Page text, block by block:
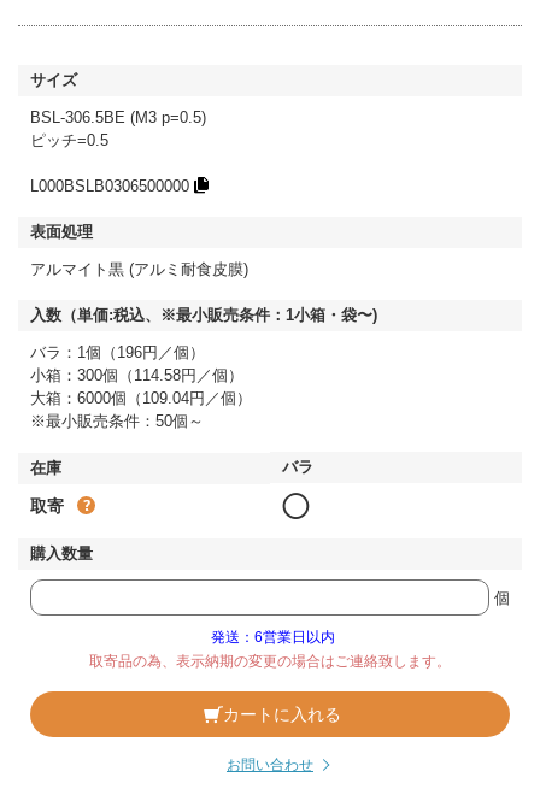
BSL-306.5BE (M3 p=0.5)
ピッチ=0.5
L000BSLB0306500000
アルマイト黒 (アルミ耐食皮膜)
バラ：1個（196円／個）
小箱：300個（114.58円／個）
大箱：6000個（109.04円／個）
※最小販売条件：50個～
取寄 ◯
個
発送：6営業日以内
取寄品の為、表示納期の変更の場合はご連絡致します。
カートに入れる
お問い合わせ